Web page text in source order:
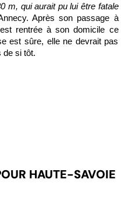
m, qui aurait pu lui être fatale
Après son passage à
est rentrée à son domicile ce
est sûre, elle ne devrait pas
de si tôt.
HAUTE-SAVOIE